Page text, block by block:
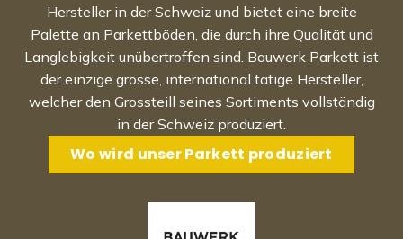
Hersteller in der Schweiz und bietet eine breite
Palette an Parkettböden, die durch ihre Qualität und
Langlebigkeit unübertroffen sind. Bauwerk Parkett ist
der einzige grosse, international tätige Hersteller,
welcher den Grossteill seines Sortiments vollständig
in der Schweiz produziert.
Wo wird unser Parkett produziert